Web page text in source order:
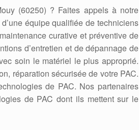
(60250) ? Faites appels à notre
équipe qualifiée de techniciens
curative et préventive de
d’entretien et de dépannage de
soin le matériel le plus approprié.
réparation sécurisée de votre PAC.
de PAC. Nos partenaires
de PAC dont ils mettent sur le